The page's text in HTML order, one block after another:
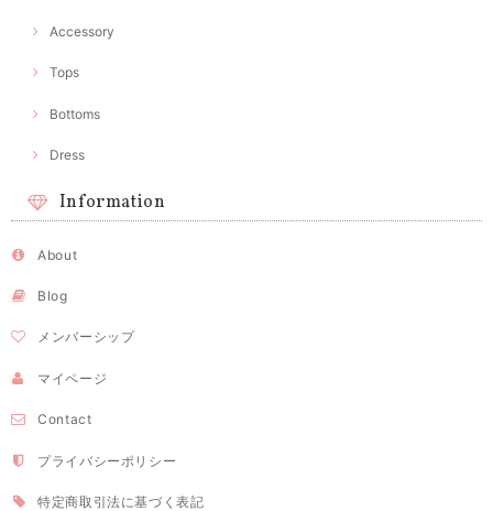
Accessory
Tops
Bottoms
Dress
Information
About
Blog
メンバーシップ
マイページ
Contact
プライバシーポリシー
特定商取引法に基づく表記